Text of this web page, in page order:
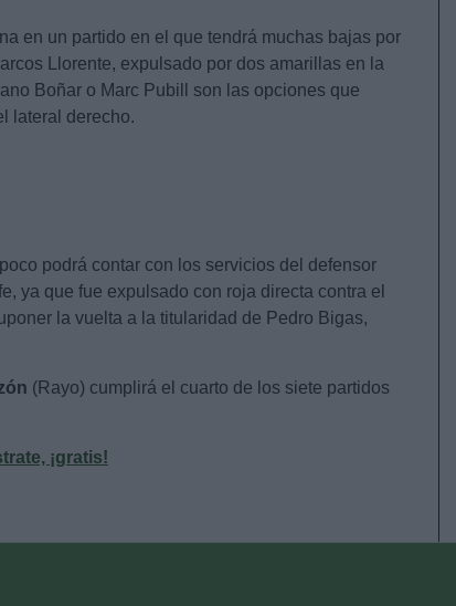
en un partido en el que tendrá muchas bajas por
Llorente, expulsado por dos amarillas en la
Boñar o Marc Pubill son las opciones que
lateral derecho.
podrá contar con los servicios del defensor
ya que fue expulsado con roja directa contra el
la vuelta a la titularidad de Pedro Bigas,
(Rayo) cumplirá el cuarto de los siete partidos
¡gratis!